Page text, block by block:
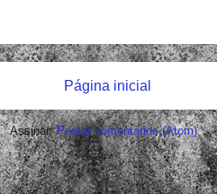
Página inicial
Assinar:Postar comentários (Atom)